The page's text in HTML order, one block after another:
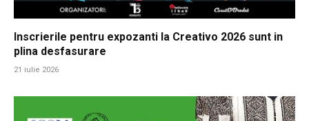
Inscrierile pentru expozanti la Creativo 2026 sunt in
plina desfasurare
21 iulie 2026